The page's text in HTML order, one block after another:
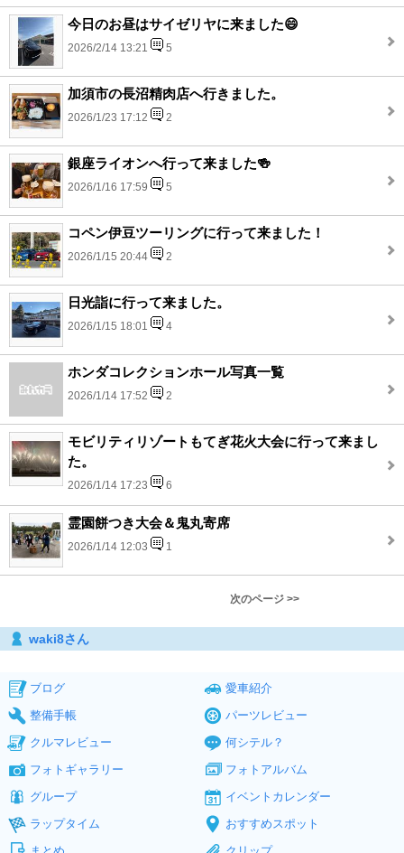
今日のお昼はサイゼリヤに来ました😄
2026/2/14 13:21 5
加須市の長沼精肉店へ行きました。
2026/1/23 17:12 2
銀座ライオンへ行って来ました🍻
2026/1/16 17:59 5
コペン伊豆ツーリングに行って来ました！
2026/1/15 20:44 2
日光詣に行って来ました。
2026/1/15 18:01 4
ホンダコレクションホール写真一覧
2026/1/14 17:52 2
モビリティリゾートもてぎ花火大会に行って来まし
た。
2026/1/14 17:23 6
霊園餅つき大会＆鬼丸寄席
2026/1/14 12:03 1
次のページ >>
waki8さん
ブログ
愛車紹介
整備手帳
パーツレビュー
クルマレビュー
何シテル？
フォトギャラリー
フォトアルバム
グループ
イベントカレンダー
ラップタイム
おすすめスポット